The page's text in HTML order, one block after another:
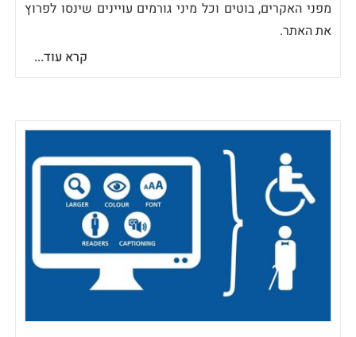
מפני האקרים, בוטים וכל מיני גורמים עויינים שינסו לפרוץ
את האתר.
קרא עוד...